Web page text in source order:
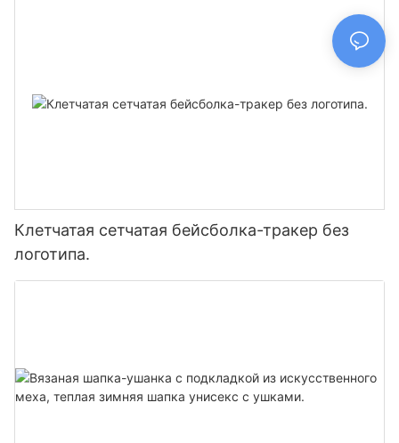
Клетчатая сетчатая бейсболка-тракер без
логотипа.